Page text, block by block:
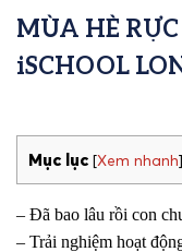
MÙA HÈ
iSCHOOL
Mục lục [Xem nhanh]
– Đã bao lâu rồi con
– Trải nghiệm hoạt